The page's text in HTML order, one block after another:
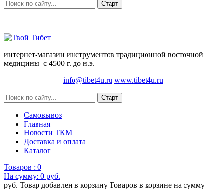
интернет-магазин инструментов традиционной восточной
медицины с 4500 г. до н.э.
info@tibet4u.ru www.tibet4u.ru
Самовывоз
Главная
Новости ТКМ
Доставка и оплата
Каталог
Товаров : 0
На сумму: 0 руб.
руб. Товар добавлен в корзину Товаров в корзине на сумму